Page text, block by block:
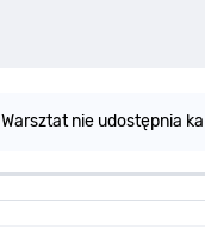
Warsztat nie udostępnia